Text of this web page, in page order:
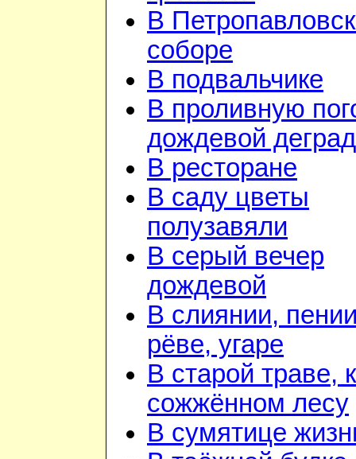
В
соборе
В подвальчике
В проливную
дождевой
В ресторане
В саду цветы
полузавяли
В серый вечер
дождевой
В слиянии,
рёве, угаре
В старой траве,
сожжённом лесу
В сумятице